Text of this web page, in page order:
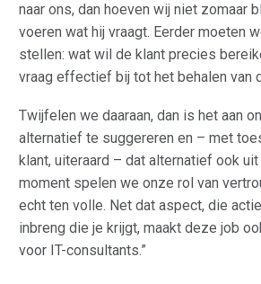
naar ons, dan hoeven wij niet zomaar
voeren wat hij vraagt. Eerder moeten
stellen: wat wil de klant precies
vraag effectief bij tot het behalen van
Twijfelen we daaraan, dan is het aan
alternatief te suggereren en – met
klant, uiteraard – dat alternatief ook
moment spelen we onze rol van
echt ten volle. Net dat aspect, die
inbreng die je krijgt, maakt deze job
voor IT-consultants.”